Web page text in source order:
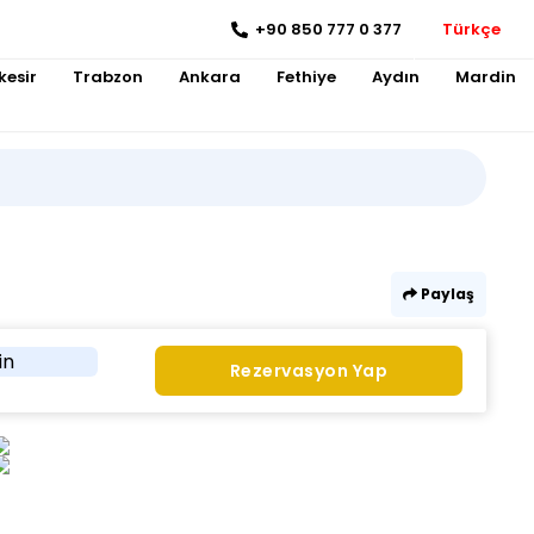
+90 850 777 0 377 Türkçe
Trabzon Ankara Fethiye Aydın Mardin
Paylaş
Rezervasyon Yap